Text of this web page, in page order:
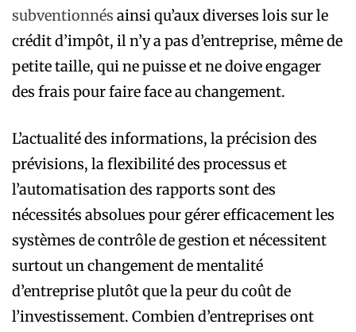
subventionnés ainsi qu’aux diverses lois sur le
crédit d’impôt, il n’y a pas d’entreprise, même de
petite taille, qui ne puisse et ne doive engager
des frais pour faire face au changement.
L’actualité des informations, la précision des
prévisions, la flexibilité des processus et
l’automatisation des rapports sont des
nécessités absolues pour gérer efficacement les
systèmes de contrôle de gestion et nécessitent
surtout un changement de mentalité
d’entreprise plutôt que la peur du coût de
l’investissement. Combien d’entreprises ont